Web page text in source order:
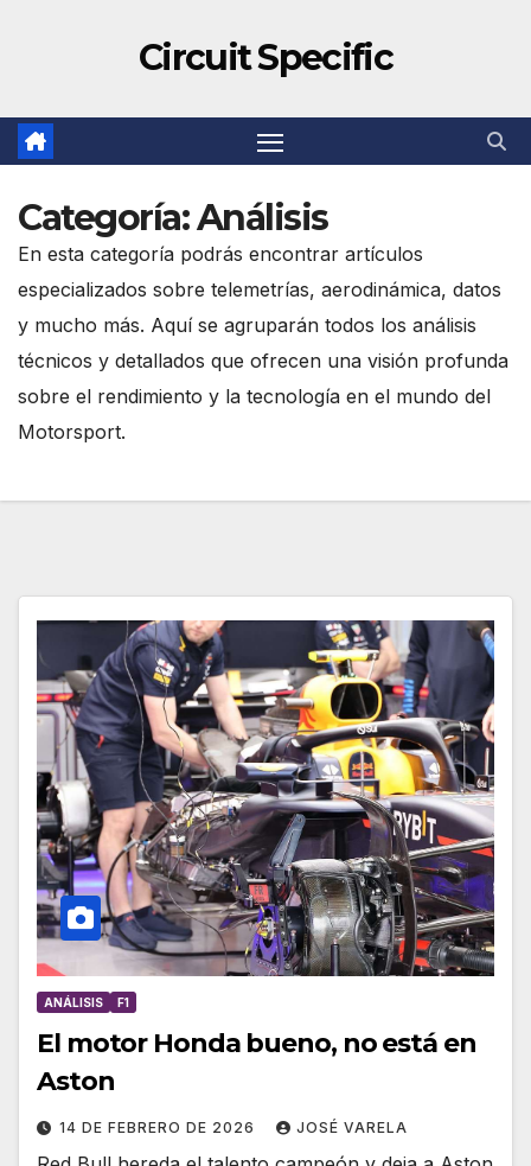
Circuit Specific
Categoría:Análisis
En esta categoría podrás encontrar artículos
especializados sobre telemetrías, aerodinámica, datos
y mucho más. Aquí se agruparán todos los análisis
técnicos y detallados que ofrecen una visión profunda
sobre el rendimiento y la tecnología en el mundo del
Motorsport.
ANÁLISIS F1
El motor Honda bueno, no está en
Aston
14 DE FEBRERO DE 2026 JOSÉ VARELA